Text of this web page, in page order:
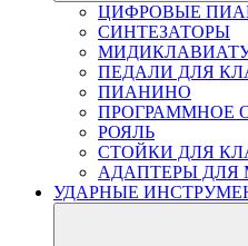
ЦИФРОВЫЕ
СИНТЕЗАТОРЫ
ПЕДАЛИ ДЛЯ
ПИАНИНО
ПРОГРАММНОЕ
РОЯЛЬ
СТОЙКИ ДЛЯ
АДАПТЕРЫ ДЛЯ
УДАРНЫЕ